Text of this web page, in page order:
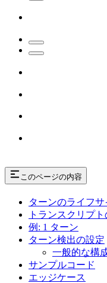
このページの内容
ターンのライフ
トランスクリプ
例: 1 ターン
ターン検出の設定
一般的な構
サンプルコード
エッジケース